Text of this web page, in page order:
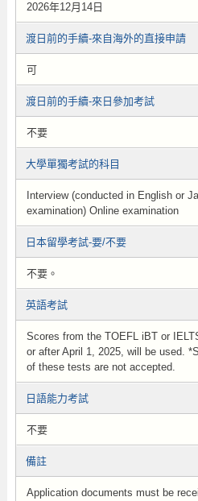
2026年12月14日
渡日前的手續-來自海外的直接申請
可
渡日前的手續-來日參加考試
不要
大學單獨考試的科目
Interview (conducted in English or
examination) Online examination
日本留學考試-要/不要
不要。
英語考試
Scores from the TOEFL iBT or
or after April 1, 2025, will be used.
of these tests are not accepted.
日語能力考試
不要
備註
Application documents must be